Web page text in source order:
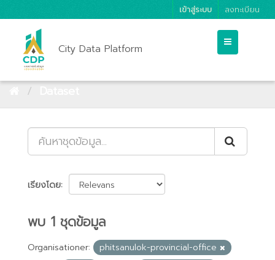
เข้าสู่ระบบ ลงทะเบียน
City Data Platform
เรียงโดย
พบ 1 ชุดข้อมูล
Organisationer:
phitsanulok-provincial-office